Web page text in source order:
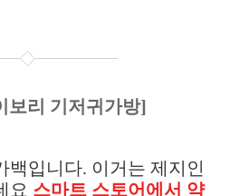
보리 기저귀가방]
백입니다. 이거는 제지인
요 스마트 스토어에서 약